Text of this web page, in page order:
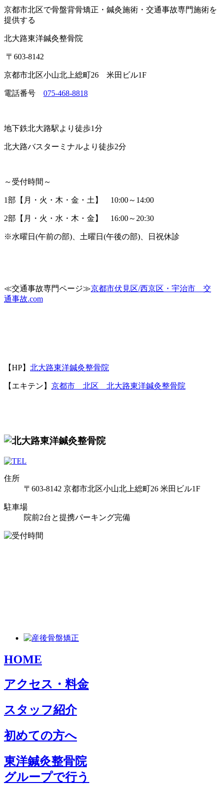
京都市北区で骨盤背骨矯正・鍼灸施術・交通事故専門施術を
提供する
北大路東洋鍼灸整骨院
〒603-8142
京都市北区小山北上総町26 米田ビル1F
電話番号 075-468-8818
地下鉄北大路駅より徒歩1分
北大路バスターミナルより徒歩2分
～受付時間～
1部【月・火・木・金・土】 10:00～14:00
2部【月・火・水・木・金】 16:00～20:30
※水曜日(午前の部)、土曜日(午後の部)、日祝休診
≪交通事故専門ページ≫京都市伏見区/西京区・宇治市 交
通事故.com
【HP】 北大路東洋鍼灸整骨院
【エキテン】 京都市 北区 北大路東洋鍼灸整骨院
住所
〒603-8142 京都市北区小山北上総町26 米田ビル1F
駐車場
院前2台と提携パーキング完備
HOME
アクセス・料金
スタッフ紹介
初めての方へ
東洋鍼灸整骨院
グループで行う